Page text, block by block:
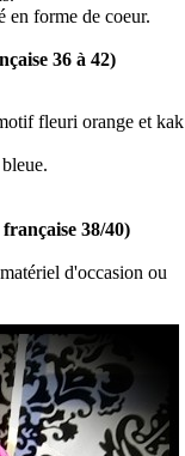
en forme de coeur.
36 à 42)
fleuri orange et kak
38/40)
d'occasion ou